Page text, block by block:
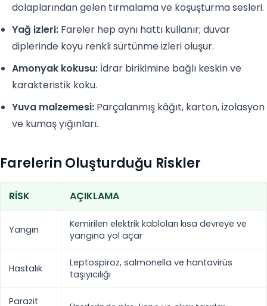
dolaplarından gelen tırmalama ve koşuşturma sesleri.
Yağ izleri: Fareler hep aynı hattı kullanır; duvar
diplerinde koyu renkli sürtünme izleri oluşur.
Amonyak kokusu: İdrar birikimine bağlı keskin ve
karakteristik koku.
Yuva malzemesi: Parçalanmış kâğıt, karton, izolasyon
ve kumaş yığınları.
Farelerin Oluşturduğu Riskler
RISK AÇIKLAMA
Yangın
Kemirilen elektrik kabloları kısa devreye ve
yangına yol açar
Hastalık
Leptospiroz, salmonella ve hantavirüs
taşıyıcılığı
Parazit